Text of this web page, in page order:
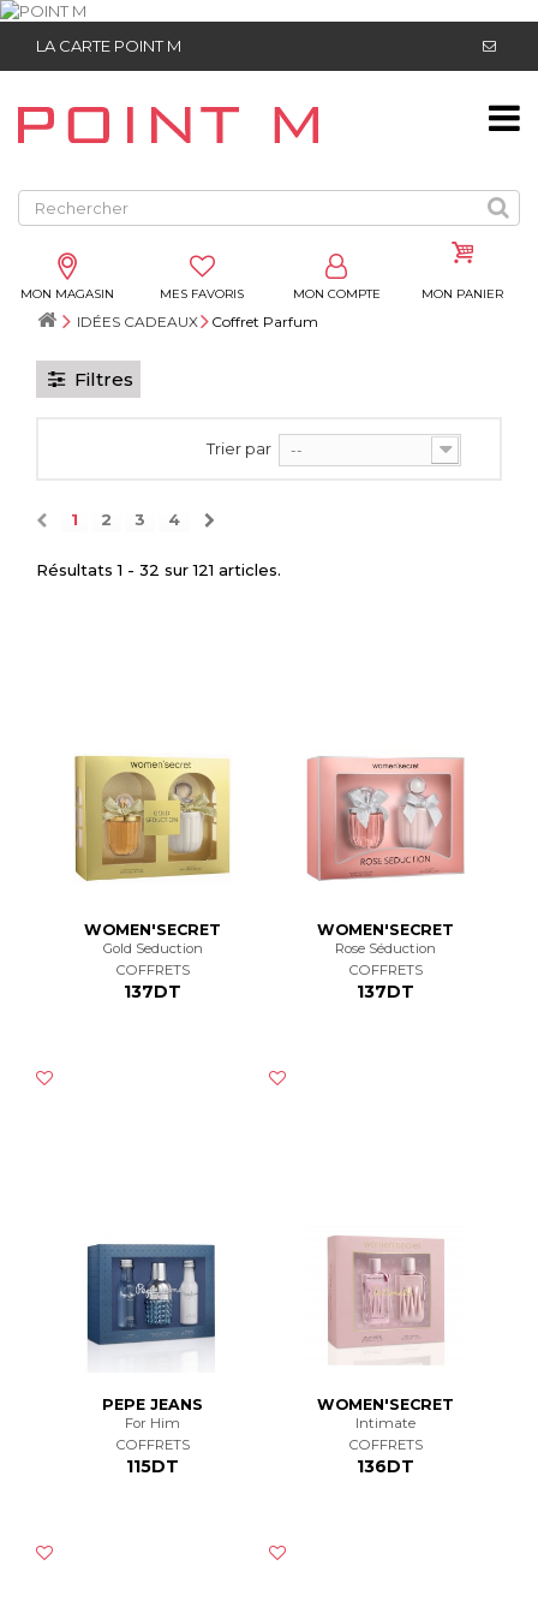
LA CARTE POINT M
MON MAGASIN MES FAVORIS MON COMPTE MON PANIER
IDÉES CADEAUX Coffret Parfum
Filtres
Trier par --
1 2 3 4
Résultats 1 - 32 sur 121 articles.
WOMEN'SECRET
Gold Seduction
COFFRETS
137DT
WOMEN'SECRET
Rose Séduction
COFFRETS
137DT
PEPE JEANS
For Him
COFFRETS
115DT
WOMEN'SECRET
Intimate
COFFRETS
136DT